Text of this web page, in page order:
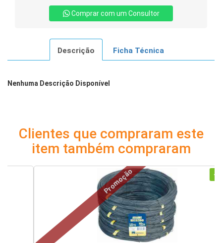
Comprar com um Consultor
Descrição Ficha Técnica
Nenhuma Descrição Disponível
Clientes que compraram este
item também compraram
Promoção